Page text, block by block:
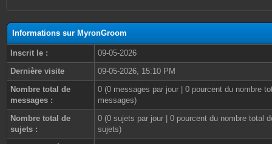
Informations sur MyronGroom
Inscrit le :
09-05-2026
Dernière visite
09-05-2026, 15:10 PM
Nombre total de
messages :
0 (0 messages par jour | 0 pourcent du nombre
messages)
Nombre total de
sujets :
0 (0 sujets par jour | 0 pourcent du nombre total
sujets)